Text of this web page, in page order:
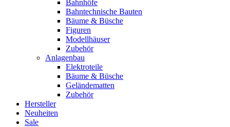
Bahnhöfe
Bahntechnische Bauten
Bäume & Büsche
Figuren
Modellhäuser
Zubehör
Anlagenbau
Elektroteile
Bäume & Büsche
Geländematten
Zubehör
Hersteller
Neuheiten
Sale